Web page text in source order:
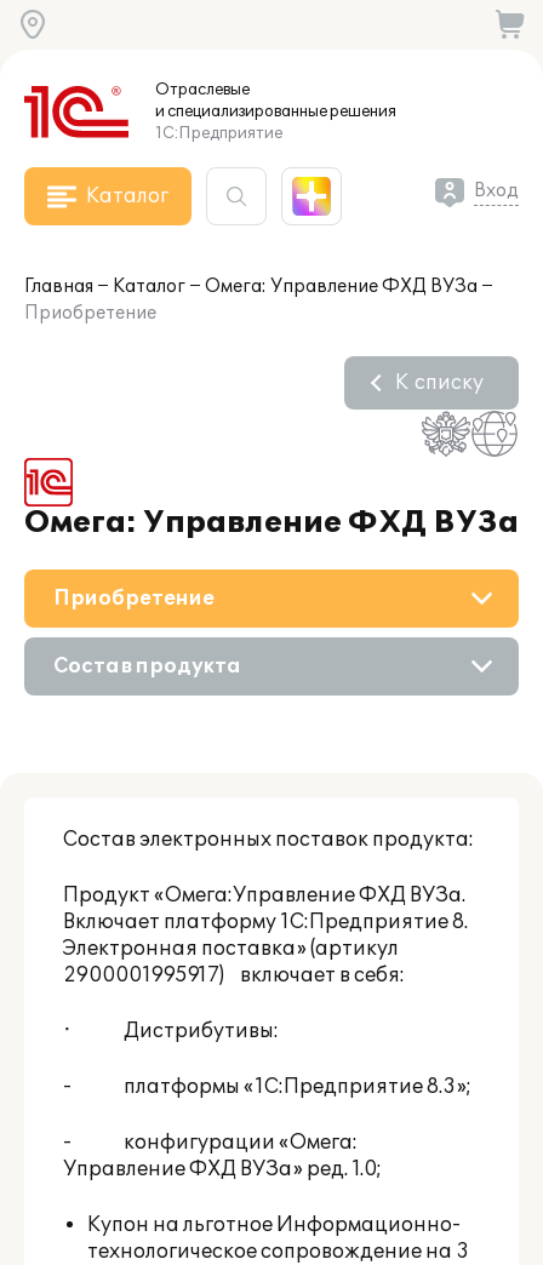
Отраслевые
и специализированныерешения
1С:Предприятие
Каталог Вход
Главная Каталог
Омега: Управление ФХД ВУЗа
Приобретение
Омега: Управление ФХД ВУЗа
К списку
О решении
Приобретение
Партнерам
Состав продукта
Онлайн-демонстрация
Состав электронных поставок продукта:
Продукт «Омега:Управление ФХД ВУЗа.
Включает платформу 1С:Предприятие 8.
Электронная поставка» (артикул
2900001995917) включает в себя:
· Дистрибутивы:
- платформы «1С:Предприятие 8.3»;
- конфигурации «Омега:
Управление ФХД ВУЗа» ред. 1.0;
Купон на льготное Информационно-
технологическое сопровождение на 3